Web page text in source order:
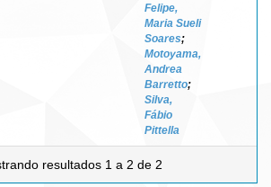
Felipe,
Maria Sueli
Soares;
Motoyama,
Andrea
Barretto;
Silva,
Fábio
Pittella
resultados 1 a 2 de 2